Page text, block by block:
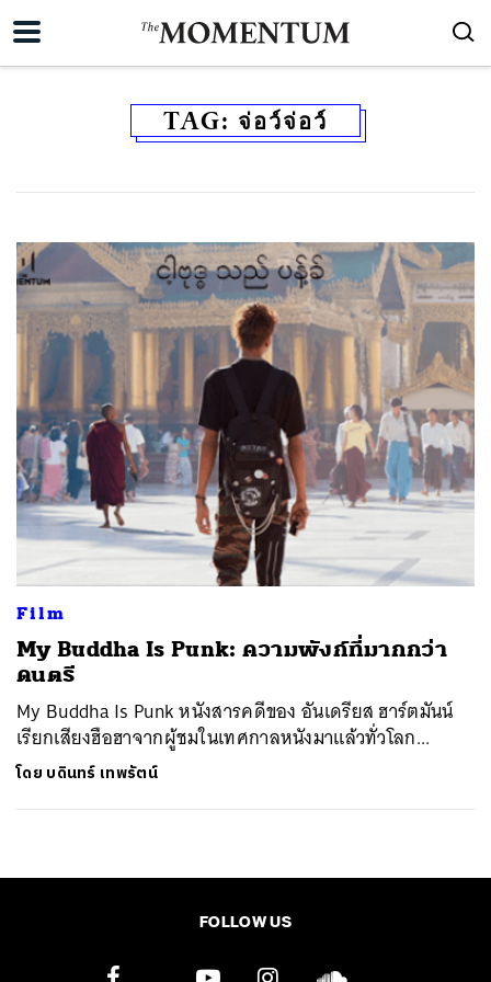
TAG: จ่อว์จ่อว์
Film
My Buddha Is Punk: ความพังก์ที่มากกว่า
ดนตรี
My Buddha Is Punk หนังสารคดีของ อันเดรียส ฮาร์ตมันน์
เรียกเสียงฮือฮาจากผู้ชมในเทศกาลหนังมาแล้วทั่วโลก...
โดย บดินทร์ เทพรัตน์
FOLLOW US
ค้นหา
SHARE TWEET LINE